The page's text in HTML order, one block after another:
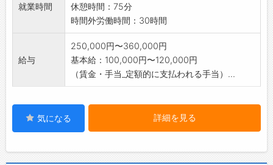
就業時間
休憩時間：75分
時間外労働時間：30時間
給与
250,000円〜360,000円
基本給：100,000円〜120,000円
（賃金・手当_定額的に支払われる手当）...
気になる 詳細を見る